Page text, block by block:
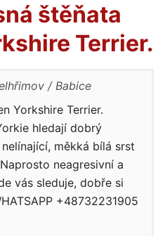
štěňata
Terrier.
Babice
Yorkshire Terrier.
hledají dobrý
měkká bílá srst
neagresivní a
vás sleduje, dobře si
+48732231905